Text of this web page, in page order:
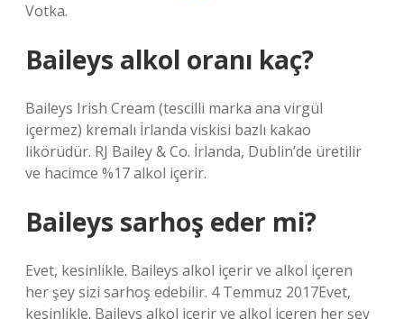
Votka.
Baileys alkol oranı kaç?
Baileys Irish Cream (tescilli marka ana virgül
içermez) kremalı İrlanda viskisi bazlı kakao
likörüdür. RJ Bailey & Co. İrlanda, Dublin’de üretilir
ve hacimce %17 alkol içerir.
Baileys sarhoş eder mi?
Evet, kesinlikle. Baileys alkol içerir ve alkol içeren
her şey sizi sarhoş edebilir. 4 Temmuz 2017Evet,
kesinlikle. Baileys alkol içerir ve alkol içeren her şey